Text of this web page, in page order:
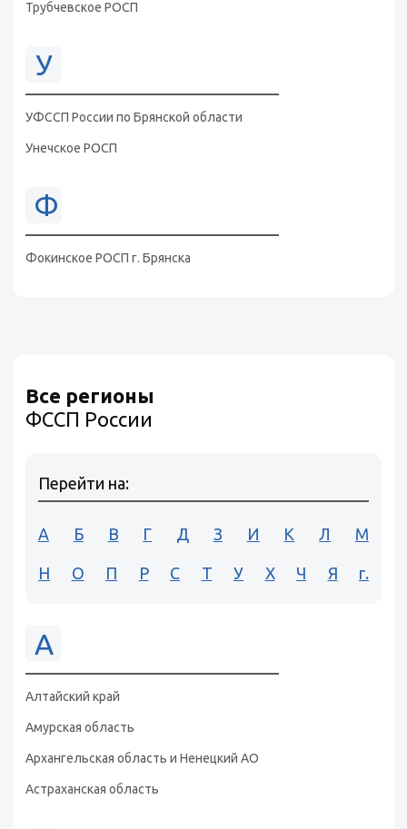
Трубчевское РОСП
У
УФССП России по Брянской области
Унечское РОСП
Ф
Фокинское РОСП г. Брянска
Все регионы
ФССП России
Перейти на:
А Б В Г Д З И К Л М
Н О П Р С Т У Х Ч Я г.
А
Алтайский край
Амурская область
Архангельская область и Ненецкий АО
Астраханская область